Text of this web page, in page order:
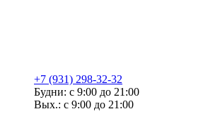
+7 (931) 298-32-32
Будни: с 9:00 до 21:00
Вых.: с 9:00 до 21:00